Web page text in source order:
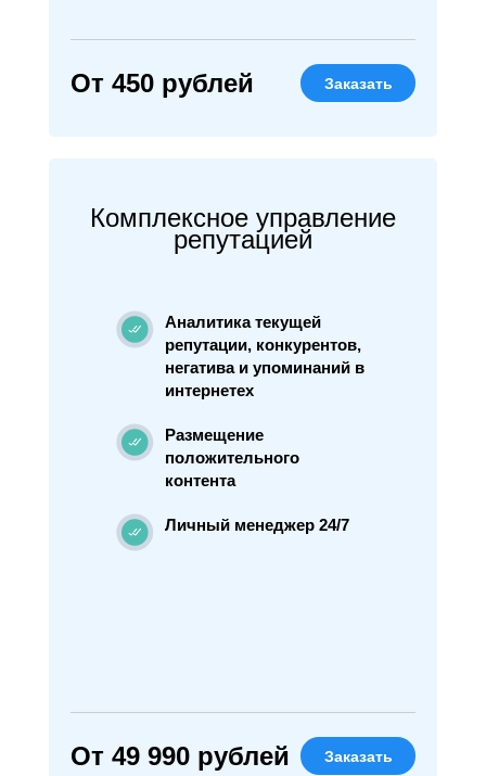
От 450 рублей Заказать
Комплексное управление
репутацией
Аналитика текущей
репутации, конкурентов,
негатива и упоминаний в
интернетех
Размещение
положительного
контента
Личный менеджер 24/7
От 49 990 рублей Заказать